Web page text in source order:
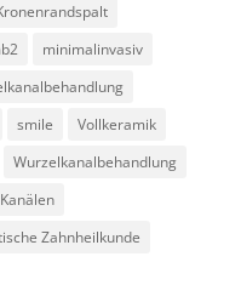
minimalinvasiv
smile
Vollkeramik
Wurzelkanalbehandlung
Zahnheilkunde